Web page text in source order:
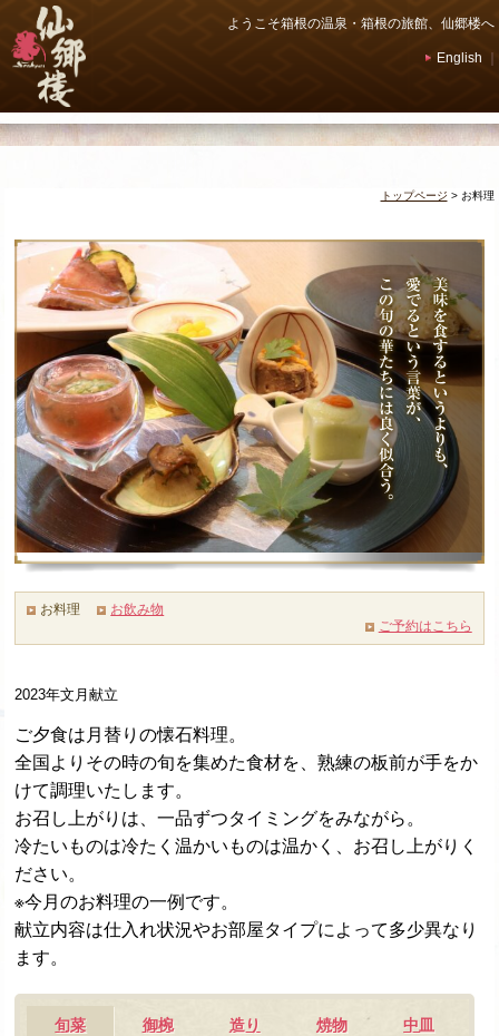
ようこそ箱根の温泉・箱根の旅館、仙郷楼へ
English
お料理
トップページ >
お料理
お飲み物
ご予約はこちら
2023年文月献立
ご夕食は月替りの懐石料理。
全国よりその時の旬を集めた食材を、熟練の板前が手をか
けて調理いたします。
お召し上がりは、一品ずつタイミングをみながら。
冷たいものは冷たく温かいものは温かく、お召し上がりく
ださい。
※今月のお料理の一例です。
献立内容は仕入れ状況やお部屋タイプによって多少異なり
ます。
旬菜 御椀 造り 焼物 中皿